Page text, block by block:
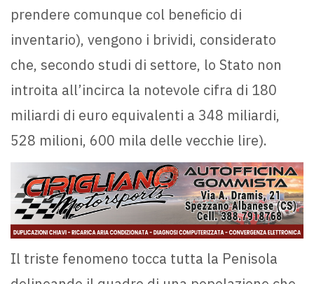
prendere comunque col beneficio di
inventario), vengono i brividi, considerato
che, secondo studi di settore, lo Stato non
introita all’incirca la notevole cifra di 180
miliardi di euro equivalenti a 348 miliardi,
528 milioni, 600 mila delle vecchie lire).
Il triste fenomeno tocca tutta la Penisola